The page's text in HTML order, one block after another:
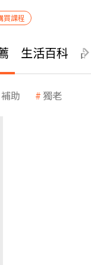
買課程
生活百科
補助 獨老